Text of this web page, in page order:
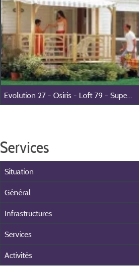
Evolution 27 - Osiris - Loft 79 - Super Mercure
Services
Situation
Général
Infrastructures
Services
Activités